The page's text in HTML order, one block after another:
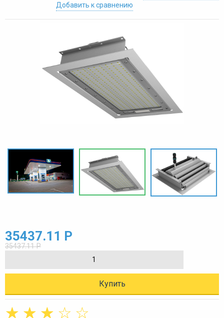
Добавить к сравнению
35437.11 Р
35437.11 Р
Купить
☆
☆
☆
☆
☆